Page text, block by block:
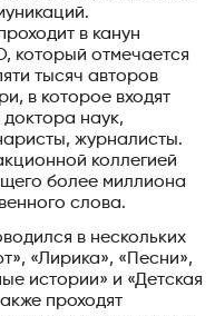
в канун
который отмечается
тысяч авторов
в которое входят
наук,
журналисты.
коллегией
более миллиона
слова.
в нескольких
«Лирика», «Песни»,
истории» и «Детская
проходят